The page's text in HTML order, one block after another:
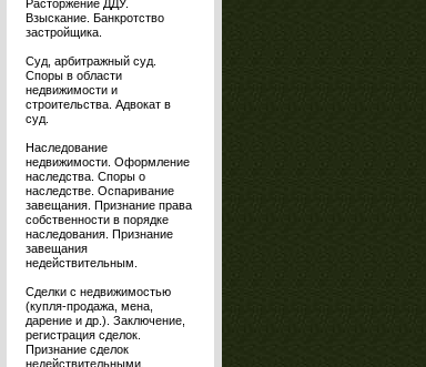
Расторжение ДДУ.
Взыскание. Банкротство
застройщика.
Суд, арбитражный суд.
Споры в области
недвижимости и
строительства. Адвокат в
суд.
Наследование
недвижимости. Оформление
наследства. Споры о
наследстве. Оспаривание
завещания. Признание права
собственности в порядке
наследования. Признание
завещания
недействительным.
Сделки с недвижимостью
(купля-продажа, мена,
дарение и др.). Заключение,
регистрация сделок.
Признание сделок
недействительными.